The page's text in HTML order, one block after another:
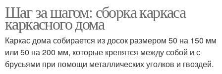
Шаг за шагом: сборка каркаса
каркасного дома
Каркас дома собирается из досок размером 50 на 150 мм
или 50 на 200 мм, которые крепятся между собой и с
брусьями при помощи металлических уголков и гвоздей.